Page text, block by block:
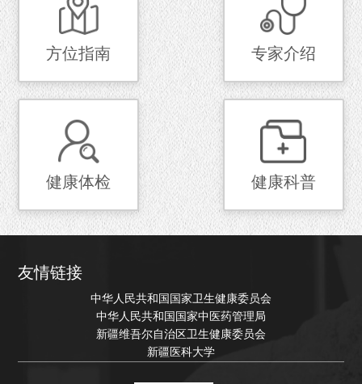
方位指南 专家介绍
健康体检 健康科普
友情链接
中华人民共和国国家卫生健康委员会
中华人民共和国国家中医药管理局
新疆维吾尔自治区卫生健康委员会
新疆医科大学